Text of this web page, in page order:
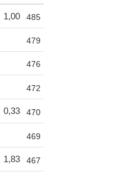
1,00 485
479
476
472
0,33 470
469
1,83 467